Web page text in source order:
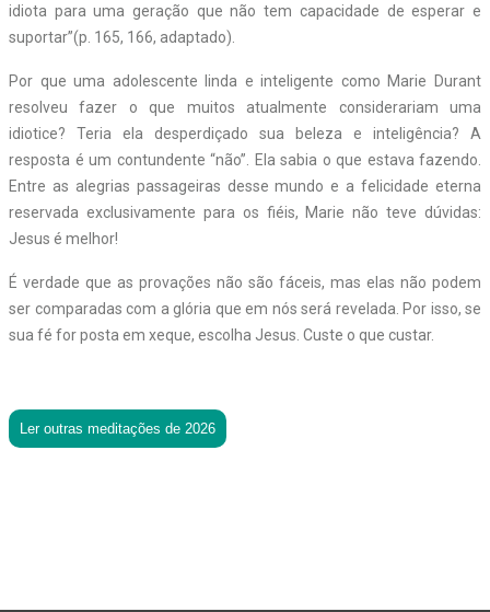
idiota para uma geração que não tem capacidade de esperar e
suportar”(p. 165, 166, adaptado).
Por que uma adolescente linda e inteligente como Marie Durant
resolveu fazer o que muitos atualmente considerariam uma
idiotice? Teria ela desperdiçado sua beleza e inteligência? A
resposta é um contundente “não”. Ela sabia o que estava fazendo.
Entre as alegrias passageiras desse mundo e a felicidade eterna
reservada exclusivamente para os fiéis, Marie não teve dúvidas:
Jesus é melhor!
É verdade que as provações não são fáceis, mas elas não podem
ser comparadas com a glória que em nós será revelada. Por isso, se
sua fé for posta em xeque, escolha Jesus. Custe o que custar.
Ler outras meditações de 2026